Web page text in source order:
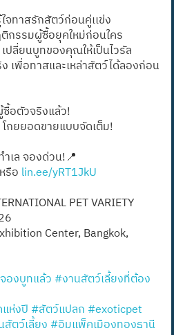
จทาสรักสัตว์ก่อนคู่เเข่ง
ติกรรมผู้ซื้อยุคใหม่ก่อนใคร
ปลี่ยนบูทของคุณให้เป็นไวรัล
เพื่อทาสและเหล่าสัตว์ได้ลองก่อน
อตัวจริงแล้ว!
กยยอดขายแบบจัดเต็ม!
เล จองด่วน!📍
รือ lin.ee/yRT1JkU
PET VARIETY
Center, Bangkok,
องบูทแล้ว #งานสัตว์เลี้ยงที่ต้อง
ห่งปี #สัตว์แปลก #exoticpet
สัตว์เลี้ยง #อิมแพ็คเมืองทองธานี